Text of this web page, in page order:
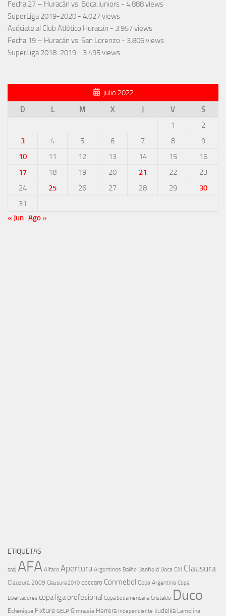
Fecha 27 – Huracán vs. Boca Juniors - 4.888 views
SuperLiga 2019-2020 - 4.027 views
Asóciate al Club Atlético Huracán - 3.957 views
Fecha 19 – Huracán vs. San Lorenzo - 3.806 views
SuperLiga 2018-2019 - 3.495 views
julio 2022
D
L M X J V
S
1
2
3
4 5 6 7 8
9
10
11 12 13 14 15
16
17
18 19 20 21 22
23
24
25 26 27 28 29
30
31
« Jun Ago »
ETIQUETAS
aaaj AFA Alfaro Apertura Argentinos Baliño Banfield Boca CAI Clausura
Clausura 2009 Clausura 2010 coccaro Conmebol Copa Argentina Copa
Libertadores copa liga profesional Copa Sudamericana Cristaldo Duco
Echenique Fixture GELP Gimnasia Herrera Independiente kudelka Lamolina